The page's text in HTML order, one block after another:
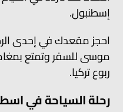
إسطنبول.
احجز مقعدك في إحدى
موسى للسفر وتمتع
ربوع تركيا.
رحلة السياحة في